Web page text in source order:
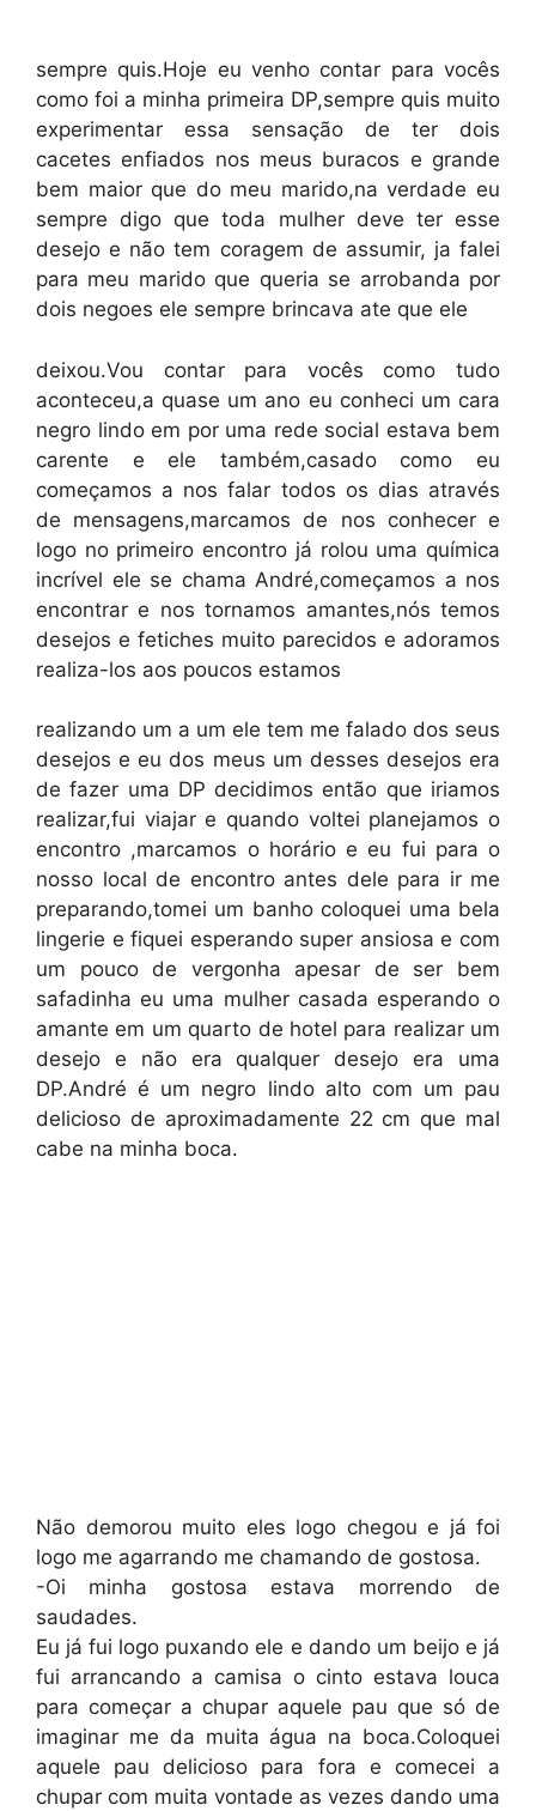
sempre quis.Hoje eu venho contar para vocês
como foi a minha primeira DP,sempre quis muito
experimentar essa sensação de ter dois
cacetes enfiados nos meus buracos e grande
bem maior que do meu marido,na verdade eu
sempre digo que toda mulher deve ter esse
desejo e não tem coragem de assumir, ja falei
para meu marido que queria se arrobanda por
dois negoes ele sempre brincava ate que ele
deixou.Vou contar para vocês como tudo
aconteceu,a quase um ano eu conheci um cara
negro lindo em por uma rede social estava bem
carente e ele também,casado como eu
começamos a nos falar todos os dias através
de mensagens,marcamos de nos conhecer e
logo no primeiro encontro já rolou uma química
incrível ele se chama André,começamos a nos
encontrar e nos tornamos amantes,nós temos
desejos e fetiches muito parecidos e adoramos
realiza-los aos poucos estamos
realizando um a um ele tem me falado dos seus
desejos e eu dos meus um desses desejos era
de fazer uma DP decidimos então que iriamos
realizar,fui viajar e quando voltei planejamos o
encontro ,marcamos o horário e eu fui para o
nosso local de encontro antes dele para ir me
preparando,tomei um banho coloquei uma bela
lingerie e fiquei esperando super ansiosa e com
um pouco de vergonha apesar de ser bem
safadinha eu uma mulher casada esperando o
amante em um quarto de hotel para realizar um
desejo e não era qualquer desejo era uma
DP.André é um negro lindo alto com um pau
delicioso de aproximadamente 22 cm que mal
cabe na minha boca.
Não demorou muito eles logo chegou e já foi
logo me agarrando me chamando de gostosa.
-Oi minha gostosa estava morrendo de
saudades.
Eu já fui logo puxando ele e dando um beijo e já
fui arrancando a camisa o cinto estava louca
para começar a chupar aquele pau que só de
imaginar me da muita água na boca.Coloquei
aquele pau delicioso para fora e comecei a
chupar com muita vontade as vezes dando uma